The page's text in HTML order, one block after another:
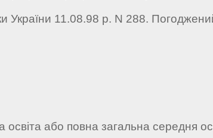
України 11.08.98 р. N 288.
або повна загальна середня